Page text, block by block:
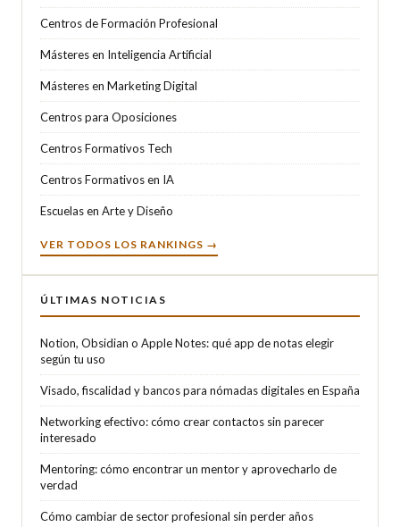
Centros de Formación Profesional
Másteres en Inteligencia Artificial
Másteres en Marketing Digital
Centros para Oposiciones
Centros Formativos Tech
Centros Formativos en IA
Escuelas en Arte y Diseño
VER TODOS LOS RANKINGS →
ÚLTIMAS NOTICIAS
Notion, Obsidian o Apple Notes: qué app de notas elegir
según tu uso
Visado, fiscalidad y bancos para nómadas digitales en España
Networking efectivo: cómo crear contactos sin parecer
interesado
Mentoring: cómo encontrar un mentor y aprovecharlo de
verdad
Cómo cambiar de sector profesional sin perder años